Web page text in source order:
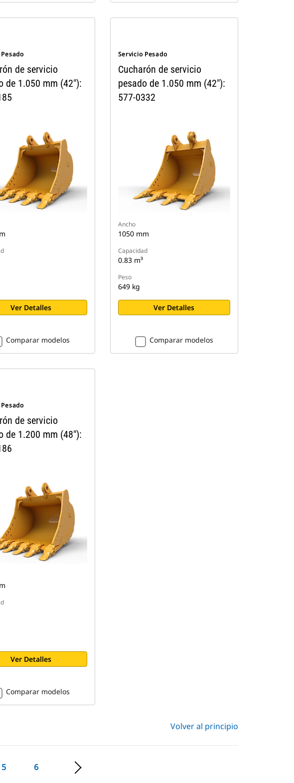
de servicio
de 1.050 mm (42"):
Ver Detalles
Comparar modelos
Servicio Pesado
Cucharón de servicio
pesado de 1.050 mm (42"):
577-0332
Ancho
1050 mm
Capacidad
0.83 m³
Peso
649 kg
Ver Detalles
Comparar modelos
de servicio
de 1.200 mm (48"):
Ver Detalles
Comparar modelos
Volver al principio
5 6